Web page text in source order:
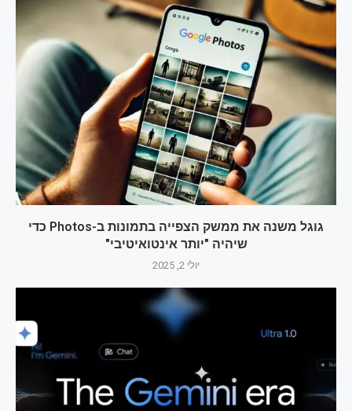
גוגל משנה את ממשק הצפייה בתמונות ב-Photos כדי
שיהיה "יותר אינטואיטיבי"
יולי 2, 2025